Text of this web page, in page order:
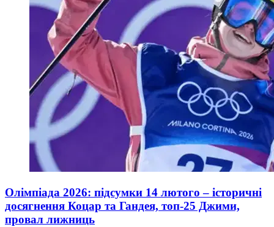
Олімпіада 2026: підсумки 14 лютого – історичні
досягнення Коцар та Гандея, топ-25 Джими,
провал лижниць